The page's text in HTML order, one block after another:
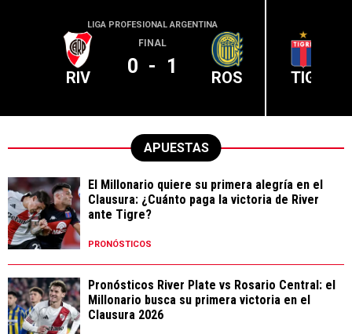
LIGA PROFESIONAL ARGENTINA
RIV
FINAL
0 - 1 ROS TIG
APUESTAS
El Millonario quiere su primera alegría en el
Clausura: ¿Cuánto paga la victoria de River
ante Tigre?
PRONÓSTICOS
Pronósticos River Plate vs Rosario Central: el
Millonario busca su primera victoria en el
Clausura 2026